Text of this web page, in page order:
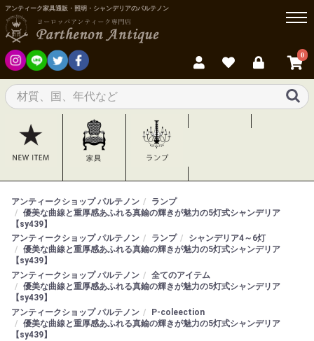
アンティーク家具通販・照明・シャンデリアのパルテノン
0
アンティークショップ パルテノン
ランプ
優美な曲線と重厚感あふれる真鍮の輝きが魅力の5灯式シャンデリア
【sy439】
アンティークショップ パルテノン
ランプ
シャンデリア4～6灯
優美な曲線と重厚感あふれる真鍮の輝きが魅力の5灯式シャンデリア
【sy439】
アンティークショップ パルテノン
全てのアイテム
優美な曲線と重厚感あふれる真鍮の輝きが魅力の5灯式シャンデリア
【sy439】
アンティークショップ パルテノン
P-coleection
優美な曲線と重厚感あふれる真鍮の輝きが魅力の5灯式シャンデリア
【sy439】